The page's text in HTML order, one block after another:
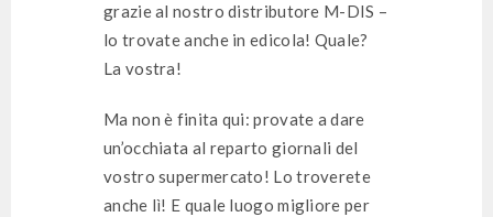
grazie al nostro distributore M-DIS –
lo trovate anche in edicola! Quale?
La vostra!
Ma non è finita qui: provate a dare
un’occhiata al reparto giornali del
vostro supermercato! Lo troverete
anche lì! E quale luogo migliore per